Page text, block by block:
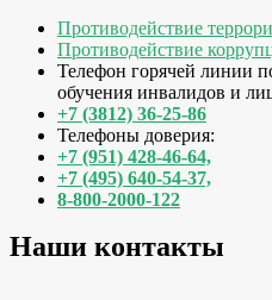
Противодействие
Противодействие
Телефон горячей линии
обучения инвалидов и
+7 (3812) 36-25-86
Телефоны доверия:
+7 (951) 428-46-64,
+7 (495) 640-54-37,
8-800-2000-122
Наши контакты